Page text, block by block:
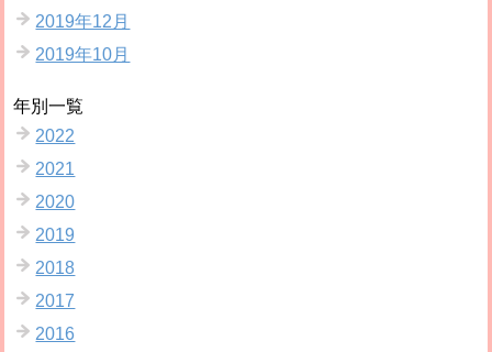
2019年12月
2019年10月
年別一覧
2022
2021
2020
2019
2018
2017
2016